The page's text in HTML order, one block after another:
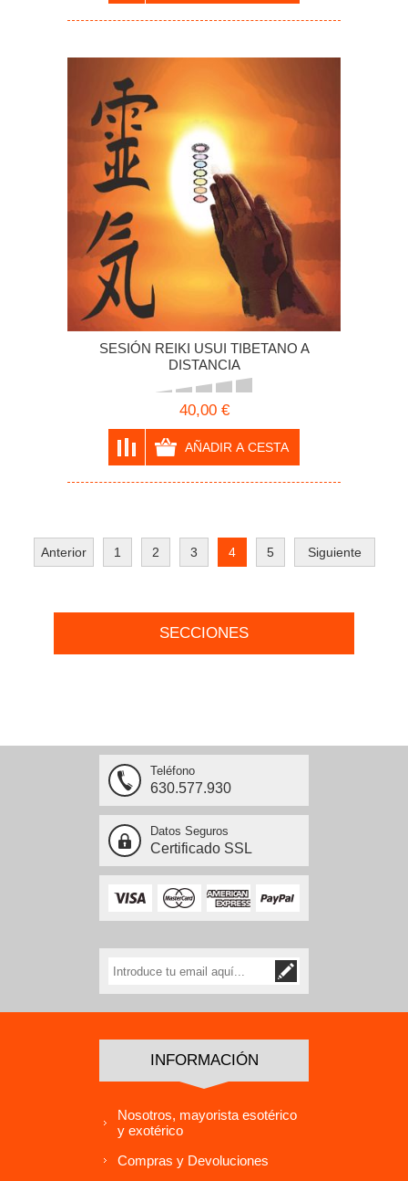
SESIÓN REIKI USUI TIBETANO A
DISTANCIA
40,00 €
Anterior 1 2 3 4 5 Siguiente
SECCIONES
Teléfono
630.577.930
Datos Seguros
Certificado SSL
INFORMACIÓN
Nosotros, mayorista esotérico
y exotérico
Compras y Devoluciones